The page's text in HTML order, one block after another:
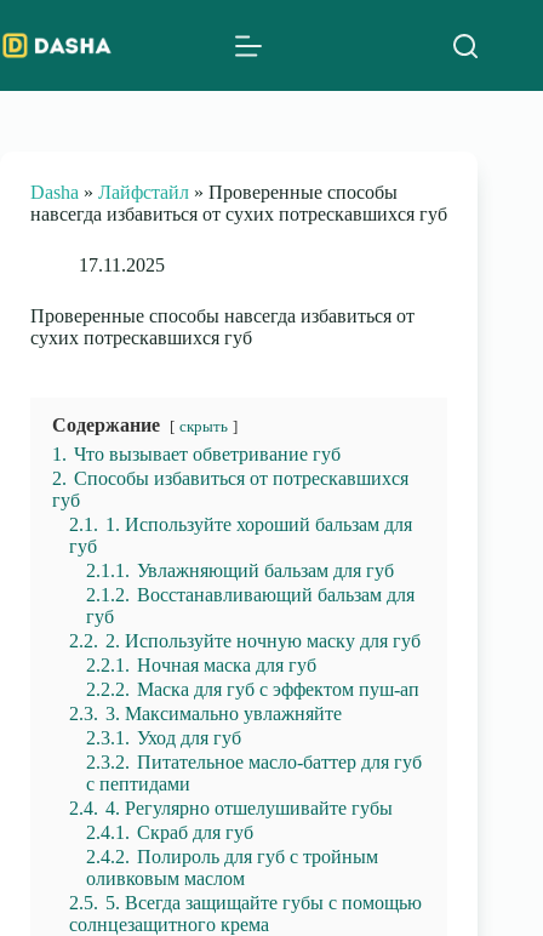
to
content
Dasha » Лайфстайл » Проверенные способы
навсегда избавиться от сухих потрескавшихся губ
17.11.2025
Проверенные способы навсегда избавиться от
сухих потрескавшихся губ
Содержание скрыть
1. Что вызывает обветривание губ
2. Способы избавиться от потрескавшихся
губ
2.1. 1. Используйте хороший бальзам для
губ
2.1.1. Увлажняющий бальзам для губ
2.1.2. Восстанавливающий бальзам для
губ
2.2. 2. Используйте ночную маску для губ
2.2.1. Ночная маска для губ
2.2.2. Маска для губ с эффектом пуш-ап
2.3. 3. Максимально увлажняйте
2.3.1. Уход для губ
2.3.2. Питательное масло-баттер для губ
с пептидами
2.4. 4. Регулярно отшелушивайте губы
2.4.1. Скраб для губ
2.4.2. Полироль для губ с тройным
оливковым маслом
2.5. 5. Всегда защищайте губы с помощью
солнцезащитного крема